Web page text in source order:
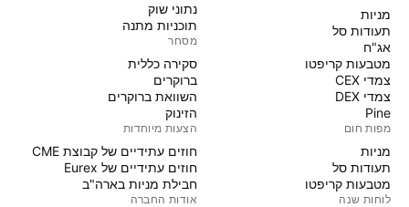
מניות‏
תעודות סל
אג"ח
מטבעות קריפטו
צמדי CEX
צמדי DEX
Pine
מפות חום
מניות‏
תעודות סל
מטבעות קריפטו
לוחות שנה
נתוני שוק
תוכניות מתנה
מסחר
סקירה כללית
ברוקרים
השוואת ברוקרים
הזינוק
הצעות מיוחדות
חוזים עתידיים של קבוצת CME
חוזים עתידיים של Eurex
חבילת מניות בארה"ב
אודות החברה